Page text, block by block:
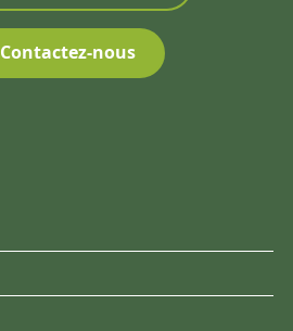
Contactez-nous